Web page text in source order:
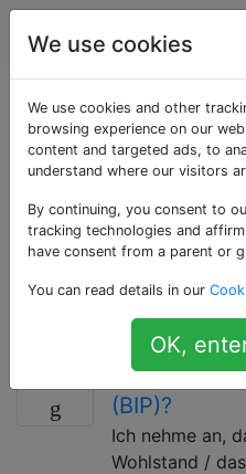
Wirtschaft
Als
Fragen
Das Bruttoinlandsprodukt
den Wert von Fertigwaren
Landesgrenzen hergestellt
Regel jährlich berechnet.
Was ist das
(BIP)?
Ich nehme an,
Wohlstand /
We use cookies
We use cookies and other
browsing experience on our
content and targeted ads, to
understand where our visitors
By continuing, you consent to
tracking technologies and
have consent from a parent or
You can read details in our
OK,